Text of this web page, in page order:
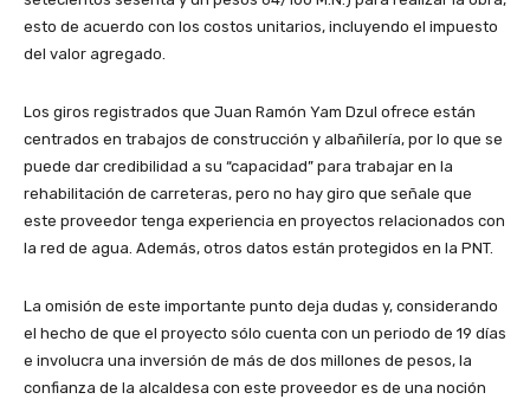
esto de acuerdo con los costos unitarios, incluyendo el impuesto
del valor agregado.
Los giros registrados que Juan Ramón Yam Dzul ofrece están
centrados en trabajos de construcción y albañilería, por lo que se
puede dar credibilidad a su “capacidad” para trabajar en la
rehabilitación de carreteras, pero no hay giro que señale que
este proveedor tenga experiencia en proyectos relacionados con
la red de agua. Además, otros datos están protegidos en la PNT.
La omisión de este importante punto deja dudas y, considerando
el hecho de que el proyecto sólo cuenta con un periodo de 19 días
e involucra una inversión de más de dos millones de pesos, la
confianza de la alcaldesa con este proveedor es de una noción